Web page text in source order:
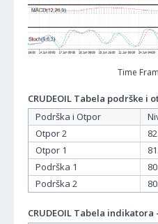
Time
CRUDEOIL Tabela podrške i
Podrška i Otpor
Otpor 2
Otpor 1
Podrška 1
Podrška 2
CRUDEOIL Tabela indikatora